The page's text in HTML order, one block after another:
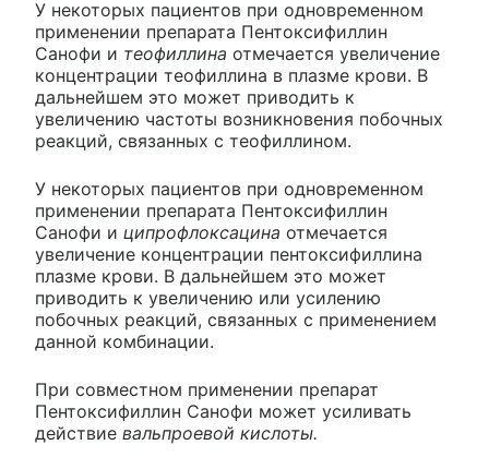
У некоторых пациентов при одновременном
применении препарата Пентоксифиллин
Санофи и теофиллина отмечается увеличение
концентрации теофиллина в плазме крови. В
дальнейшем это может приводить к
увеличению частоты возникновения побочных
реакций, связанных с теофиллином.
У некоторых пациентов при одновременном
применении препарата Пентоксифиллин
Санофи и ципрофлоксацина отмечается
увеличение концентрации пентоксифиллина
плазме крови. В дальнейшем это может
приводить к увеличению или усилению
побочных реакций, связанных с применением
данной комбинации.
При совместном применении препарат
Пентоксифиллин Санофи может усиливать
действие вальпроевой кислоты.